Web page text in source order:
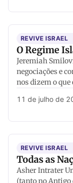
REVIVE ISRAEL
O Regime
Jeremiah
negociações e
nos dizem o que
11 de julho de
REVIVE ISRAEL
Todas as
Asher Intrater
(tanto no Antigo